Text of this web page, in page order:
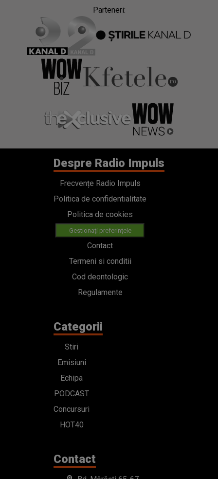
Parteneri:
Despre Radio Impuls
Frecvențe Radio Impuls
Politica de confidentialitate
Politica de cookies
Gestionați preferințele
Contact
Termeni si conditii
Cod deontologic
Regulamente
Categorii
Stiri
Emisiuni
Echipa
PODCAST
Concursuri
HOT40
Contact